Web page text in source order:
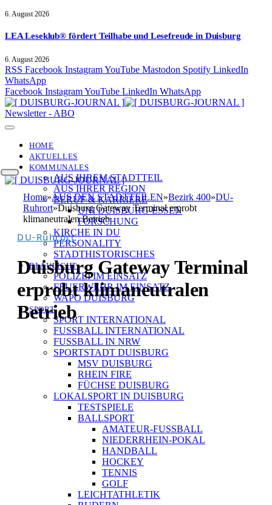
6. August 2026
LEA Leseklub® fördert Teilhabe und Lesefreude in Duisburg
6. August 2026
RSS Facebook InstagramYouTube Mastodon Spotify LinkedIn
WhatsApp
Facebook InstagramYouTube LinkedIn WhatsApp
Newsletter - ABO
HOME
AKTUELLES
KOMMUNALES
AUS IHREM STADTTEIL
AUS IHRER REGION
BERUF & KARRIERE
UNI DUISBURG-ESSEN
FORSCHUNG
KIRCHE IN DU
PERSONALITY
STADTHISTORISCHES
BLAULICHT
POLIZEI IM EINSATZ
FEUERWEHR IM EINSATZ
WAPO DUISBURG
SPORT
SPORT INTERNATIONAL
FUSSBALL INTERNATIONAL
FUSSBALL IN NRW
SPORTSTADT DUISBURG
MSV DUISBURG
RHEIN FIRE
FÜCHSE DUISBURG
LOKALSPORT IN DUISBURG
TESTSPIELE
BALLSPORT
AMATEUR-FUSSBALL
NIEDERRHEIN-POKAL
HANDBALL
HOCKEY
TENNIS
GOLF
LEICHTATHLETIK
Home»AUS DEN STADTTEILEN»Bezirk 400»DU-
Ruhrort»Duisburg Gateway Terminal erprobt
klimaneutralen Betrieb
DU-Ruhrort
Duisburg Gateway Terminal
erprobt klimaneutralen
Betrieb